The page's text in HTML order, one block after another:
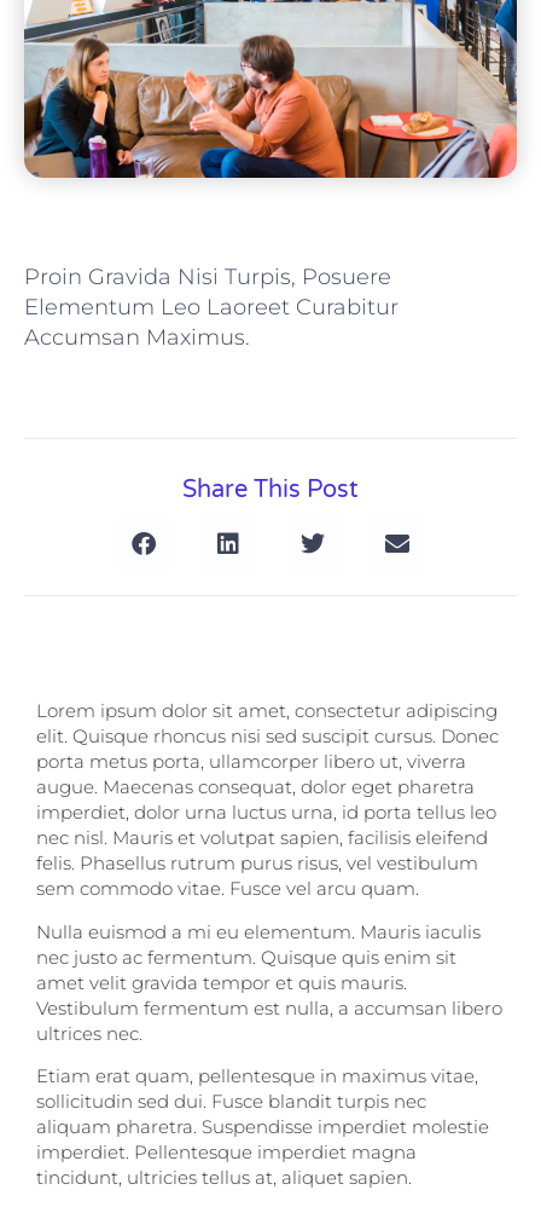
Proin Gravida Nisi Turpis, Posuere
Elementum Leo Laoreet Curabitur
Accumsan Maximus.
Share This Post
Lorem ipsum dolor sit amet, consectetur adipiscing
elit. Quisque rhoncus nisi sed suscipit cursus. Donec
porta metus porta, ullamcorper libero ut, viverra
augue. Maecenas consequat, dolor eget pharetra
imperdiet, dolor urna luctus urna, id porta tellus leo
nec nisl. Mauris et volutpat sapien, facilisis eleifend
felis. Phasellus rutrum purus risus, vel vestibulum
sem commodo vitae. Fusce vel arcu quam.
Nulla euismod a mi eu elementum. Mauris iaculis
nec justo ac fermentum. Quisque quis enim sit
amet velit gravida tempor et quis mauris.
Vestibulum fermentum est nulla, a accumsan libero
ultrices nec.
Etiam erat quam, pellentesque in maximus vitae,
sollicitudin sed dui. Fusce blandit turpis nec
aliquam pharetra. Suspendisse imperdiet molestie
imperdiet. Pellentesque imperdiet magna
tincidunt, ultricies tellus at, aliquet sapien.